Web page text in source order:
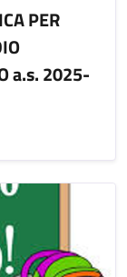
PER
a.s. 2025-